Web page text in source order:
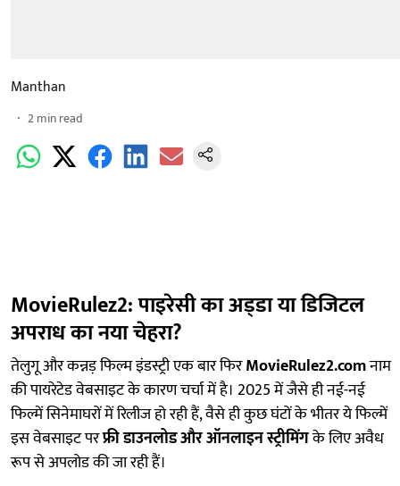
Manthan
2min read
MovieRulez2: पाइरेसी का अड्‌डा या डिजिटल
अपराध का नया चेहरा?
तेलुगू और कन्नड़ फिल्म इंडस्ट्री एक बार फिरMovieRulez2.comनाम
की पायरेटेड वेबसाइट के कारण चर्चा में है। 2025 में जैसे ही नई-नई
फिल्में सिनेमाघरों में रिलीज हो रही हैं, वैसे ही कुछ घंटों के भीतर ये फिल्में
इस वेबसाइट परफ्री डाउनलोड और ऑनलाइन स्ट्रीमिंगके लिए अवैध
रूप से अपलोड की जा रही हैं।